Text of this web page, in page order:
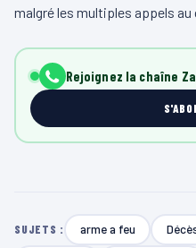
malgré les multiples appels au
Rejoignez la chaîne
SUJETS : arme a feu